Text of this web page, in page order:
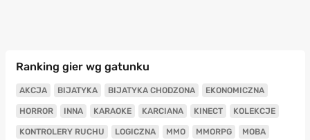
Ranking gier wg gatunku
AKCJA BIJATYKA BIJATYKA CHODZONA EKONOMICZNA
HORROR INNA KARAOKE KARCIANA KINECT KOLEKCJE
KONTROLERY RUCHU LOGICZNA MMO MMORPG MOBA